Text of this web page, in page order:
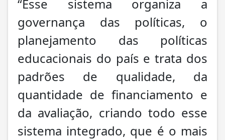
“Esse sistema organiza a
governança das políticas, o
planejamento das políticas
educacionais do país e trata dos
padrões de qualidade, da
quantidade de financiamento e
da avaliação, criando todo esse
sistema integrado, que é o mais